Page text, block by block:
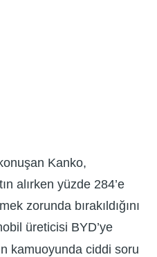
Kanko,
alırken yüzde 284’e
zorunda bırakıldığını
üreticisi BYD’ye
kamuoyunda ciddi soru